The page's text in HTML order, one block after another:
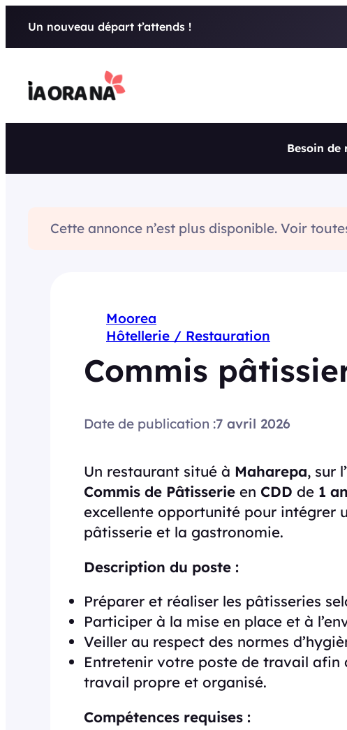
Un nouveau départ t’attends !
Besoin de
Cette annonce n’est plus disponible. Voir
Moorea
Hôtellerie / Restauration
Commis
Date de publication :7 avril 2026
Un restaurant situé à Maharepa, sur
Commis de Pâtisserie en CDD de 1 an
excellente opportunité pour intégrer
pâtisserie et la gastronomie.
Description du poste :
Préparer et réaliser les pâtisseries
Participer à la mise en place et à
Veiller au respect des normes
Entretenir votre poste de travail afin
travail propre et organisé.
Compétences requises :